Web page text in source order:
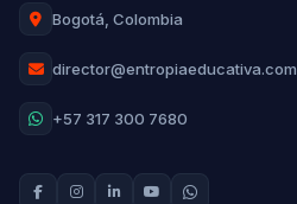
Bogotá, Colombia
director@entropiaeducativa.com
+57 317 300 7680